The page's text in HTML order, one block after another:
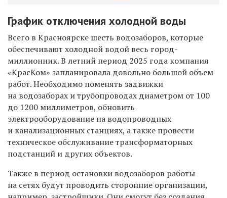
График отключения холодной воды
Всего в Красноярске шесть водозаборов, которые
обеспечивают холодной водой весь город-
миллионник. В летний период 2025 года компания
«КрасКом» запланировала довольно большой объем
работ. Необходимо поменять задвижки
на водозаборах и трубопроводах диаметром от 100
до 1200 миллиметров, обновить
электрооборудование на водопроводных
и канализационных станциях, а также провести
техническое обслуживание трансформаторных
подстанций и других объектов.
Также в период остановки водозаборов работы
на сетях будут проводить сторонние организации,